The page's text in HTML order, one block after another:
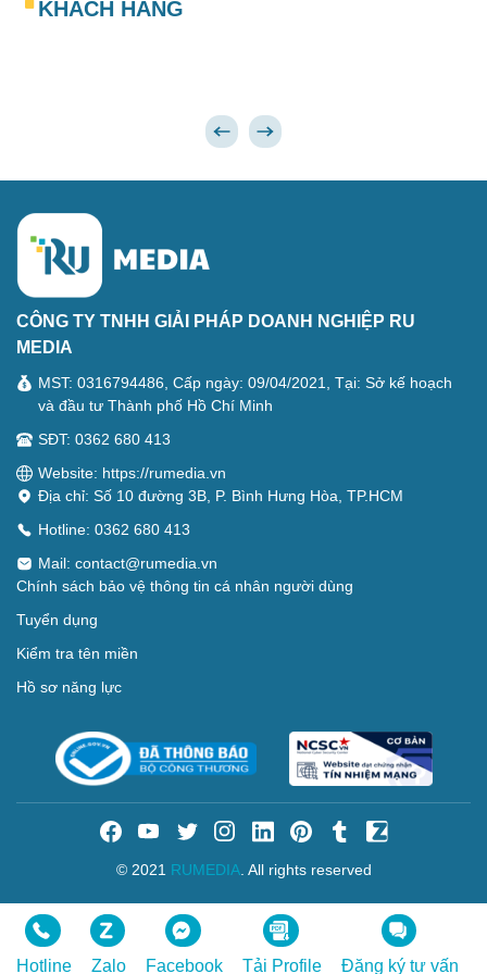
KHÁCH HÀNG
CÔNG TY TNHH GIẢI PHÁP DOANH NGHIỆP RU
MEDIA
MST: 0316794486, Cấp ngày: 09/04/2021, Tại: Sở kế hoạch
và đầu tư Thành phố Hồ Chí Minh
SĐT: 0362 680 413
Website: https://rumedia.vn
Địa chỉ: Số 10 đường 3B, P. Bình Hưng Hòa, TP.HCM
Hotline: 0362 680 413
Mail: contact@rumedia.vn
Chính sách bảo vệ thông tin cá nhân người dùng
Tuyển dụng
Kiểm tra tên miền
Hồ sơ năng lực
© 2021 RUMEDIA. All rights reserved
Hotline Zalo Facebook Tải Profile Đăng ký tư vấn